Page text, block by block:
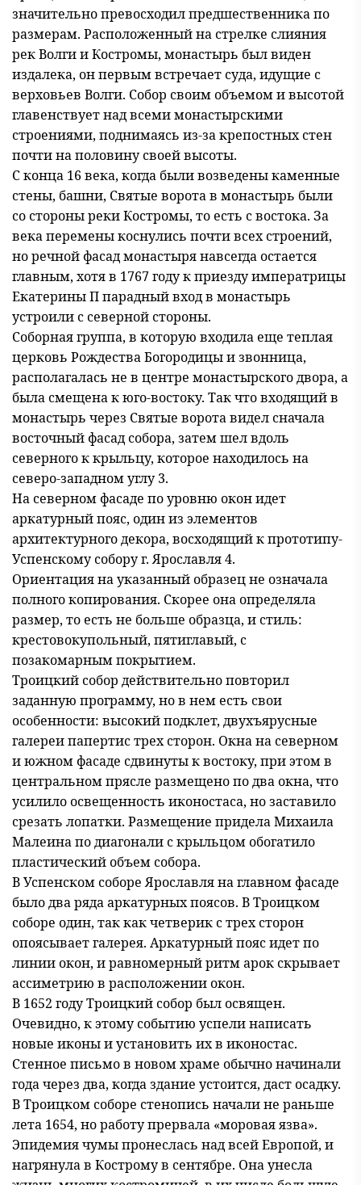
значительно превосходил предшественника по
размерам. Расположенный на стрелке слияния
рек Волги и Костромы, монастырь был виден
издалека, он первым встречает суда, идущие с
верховьев Волги. Собор своим объемом и высотой
главенствует над всеми монастырскими
строениями, поднимаясь из-за крепостных стен
почти на половину своей высоты.
С конца 16 века, когда были возведены каменные
стены, башни, Святые ворота в монастырь были
со стороны реки Костромы, то есть с востока. За
века перемены коснулись почти всех строений,
но речной фасад монастыря навсегда остается
главным, хотя в 1767 году к приезду императрицы
Екатерины П парадный вход в монастырь
устроили с северной стороны.
Соборная группа, в которую входила еще теплая
церковь Рождества Богородицы и звонница,
располагалась не в центре монастырского двора, а
была смещена к юго-востоку. Так что входящий в
монастырь через Святые ворота видел сначала
восточный фасад собора, затем шел вдоль
северного к крыльцу, которое находилось на
северо-западном углу 3.
На северном фасаде по уровню окон идет
аркатурный пояс, один из элементов
архитектурного декора, восходящий к прототипу-
Успенскому собору г. Ярославля 4.
Ориентация на указанный образец не означала
полного копирования. Скорее она определяла
размер, то есть не больше образца, и стиль:
крестовокупольный, пятиглавый, с
позакомарным покрытием.
Троицкий собор действительно повторил
заданную программу, но в нем есть свои
особенности: высокий подклет, двухъярусные
галереи папертис трех сторон. Окна на северном
и южном фасаде сдвинуты к востоку, при этом в
центральном прясле размещено по два окна, что
усилило освещенность иконостаса, но заставило
срезать лопатки. Размещение придела Михаила
Малеина по диагонали с крыльцом обогатило
пластический объем собора.
В Успенском соборе Ярославля на главном фасаде
было два ряда аркатурных поясов. В Троицком
соборе один, так как четверик с трех сторон
опоясывает галерея. Аркатурный пояс идет по
линии окон, и равномерный ритм арок скрывает
ассиметрию в расположении окон.
В 1652 году Троицкий собор был освящен.
Очевидно, к этому событию успели написать
новые иконы и установить их в иконостас.
Стенное письмо в новом храме обычно начинали
года через два, когда здание устоится, даст осадку.
В Троицком соборе стенопись начали не раньше
лета 1654, но работу прервала «моровая язва».
Эпидемия чумы пронеслась над всей Европой, и
нагрянула в Кострому в сентябре. Она унесла